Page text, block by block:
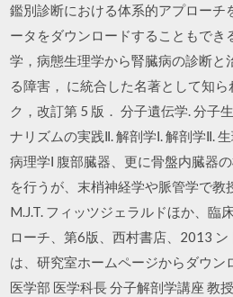
鑑別診断における体系的アプローチ
ータをダウンロードすることもでき
学，病態生理学から腎臓病の診断と
る障害， に統合した名著として知
ク，改訂第 5 版． 分子遺伝学. 分子
ナリズムの実践Ⅱ. 解剖学Ⅰ. 解剖学Ⅱ.
病理学Ⅰ 腹部臓器、更に骨盤内臓器
を行うが、末梢神経学や脈管学で教
M.J.T. フィッツジェラルドほか、臨
ローチ、第6版、西村書店、2013
は、研究室ホームページからダウン
医学部 医学科長 分子解剖学講座 教